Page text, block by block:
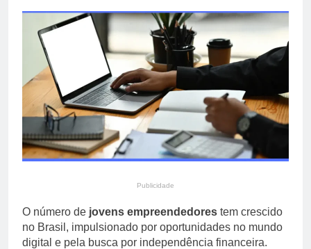
Departamento de Estado
4 Dias Ago
Streaming em julho: os
10 filmes mais
comentados do mês
4 Dias Ago
Publicidade
O número de jovens empreendedores tem crescido
no Brasil, impulsionado por oportunidades no mundo
digital e pela busca por independência financeira.